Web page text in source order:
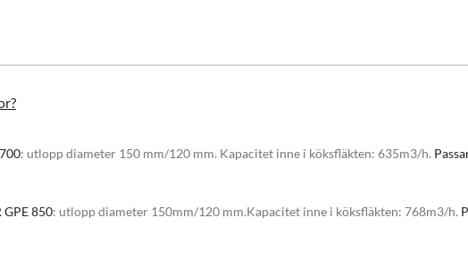
: utlopp diameter 150 mm/120 mm. Kapacitet inne i köksfläkten: 635m3/h.
GPE 850: utlopp diameter 150mm/120 mm.Kapacitet inne i köksfläkten: 768m3/h.